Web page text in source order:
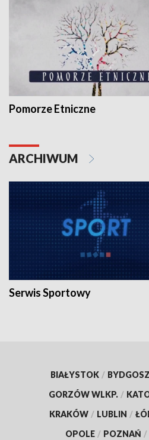
Pomorze Etniczne
ARCHIWUM
Serwis Sportowy
BIAŁYSTOK /
GORZÓW WLKP. /
KRAKÓW / LUBLIN /
OPOLE / POZNAŃ /